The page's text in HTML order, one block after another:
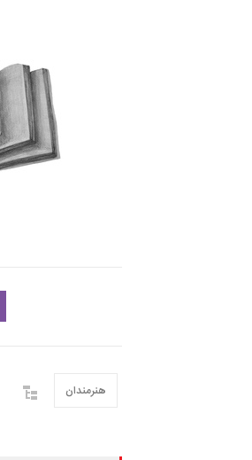
هنرمندان